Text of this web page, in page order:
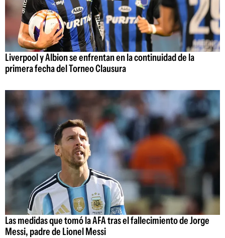
Liverpool y Albion se enfrentan en la continuidad de la
primera fecha del Torneo Clausura
Las medidas que tomó la AFA tras el fallecimiento de Jorge
Messi, padre de Lionel Messi